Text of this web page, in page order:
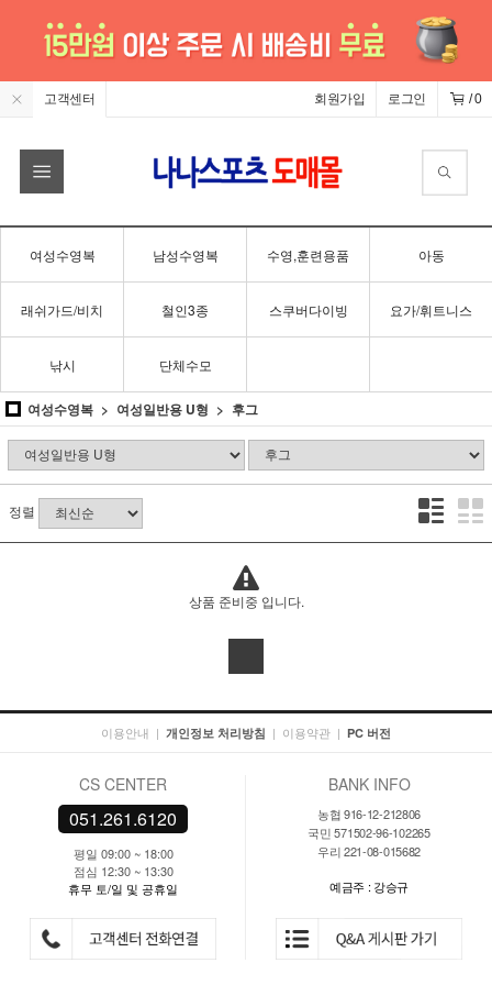
고객센터 /0
로그인
회원가입
여성수영복 남성수영복 수영,훈련용품 아동
래쉬가드/비치 철인3종 스쿠버다이빙 요가/휘트니스
낚시 단체수모
여성수영복 여성일반용 U형 후그
정렬
상품 준비중 입니다.
이용안내 | 개인정보 처리방침 | 이용약관 | PC 버전
CS CENTER
051.261.6120
평일 09:00 ~ 18:00
점심 12:30 ~ 13:30
휴무 토/일 및 공휴일
BANK INFO
농협 916-12-212806
국민 571502-96-102265
우리 221-08-015682
예금주 : 강승규